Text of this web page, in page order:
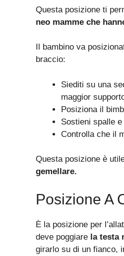
Questa posizione ti
neo mamme che
Il bambino va
braccio:
Siediti su una
maggior
Posiziona il
Sostieni spalle
Controlla che il
Questa posizione è
gemellare.
Posizione A
È la posizione per
deve poggiare la testa
girarlo su di un fianco,